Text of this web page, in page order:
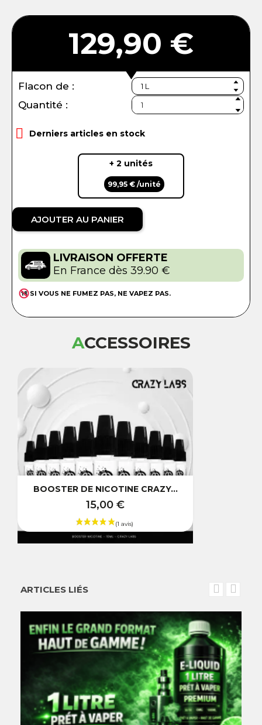
129,90 €
Flacon de :
Quantité :
 Derniers articles en stock
+ 2 unités
99,95 € /unité
AJOUTER AU PANIER
LIVRAISON OFFERTE
En France dès 39.90 €
SI VOUS NE FUMEZ PAS, NE VAPEZ PAS.
ACCESSOIRES
BOOSTER DE NICOTINE CRAZY...
15,00 €
ARTICLES LIÉS